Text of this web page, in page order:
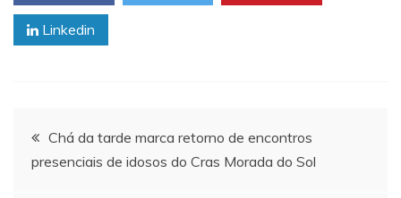
Linkedin
Navegação
de
Chá da tarde marca retorno de encontros
presenciais de idosos do Cras Morada do Sol